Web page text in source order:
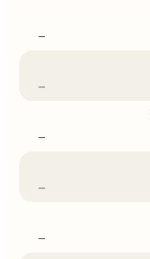
–
–
–
–
–